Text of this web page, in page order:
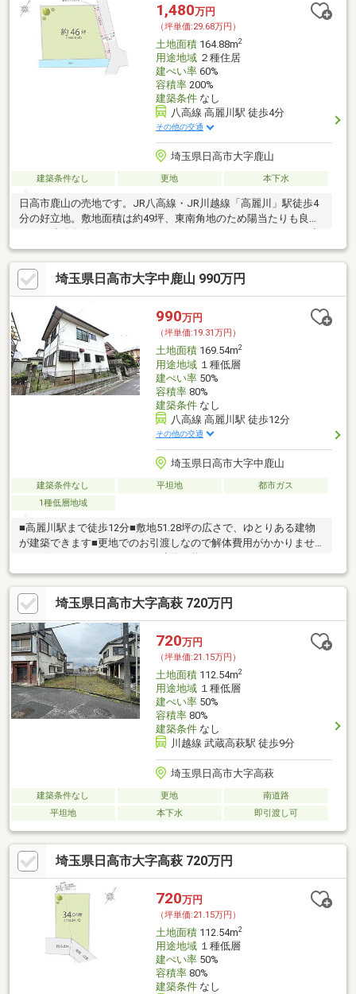
1,480万円
（坪単価:29.68万円）
土地面積164.88m2
用途地域２種住居
建ぺい率60%
容積率200%
建築条件なし
八高線 高麗川駅 徒歩4分
その他の交通
埼玉県日高市大字鹿山
建築条件なし 更地 本下水
日高市鹿山の売地です。JR八高線・JR川越線「高麗川」駅徒歩4
分の好立地。敷地面積は約49坪、東南角地のため陽当たりも良好
築いただけます。
埼玉県日高市大字中鹿山 990万円
990万円
（坪単価:19.31万円）
土地面積169.54m2
用途地域１種低層
建ぺい率50%
容積率80%
建築条件なし
八高線 高麗川駅 徒歩12分
その他の交通
埼玉県日高市大字中鹿山
建築条件なし 平坦地
都市ガス
1種低層地域
■高麗川駅まで徒歩12分■敷地51.28坪の広さで、ゆとりある建物
が建築できます■更地でのお引渡しなので解体費用がかかりませ
ん■お好きなハウスメーカーで建築可能
埼玉県日高市大字高萩 720万円
720万円
（坪単価:21.15万円）
土地面積112.54m2
用途地域１種低層
建ぺい率50%
容積率80%
建築条件なし
川越線 武蔵高萩駅 徒歩9分
埼玉県日高市大字高萩
建築条件なし 更地
南道路
平坦地
本下水 即引渡し可
埼玉県日高市大字高萩 720万円
720万円
（坪単価:21.15万円）
土地面積112.54m2
用途地域１種低層
建ぺい率50%
容積率80%
建築条件なし